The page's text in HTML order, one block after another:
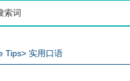
Tips> 实用口语